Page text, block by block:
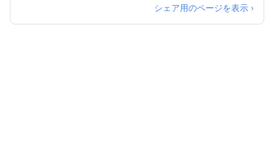
問合せください。(TEL:092-752-5555）シェア用のページを表示 ›